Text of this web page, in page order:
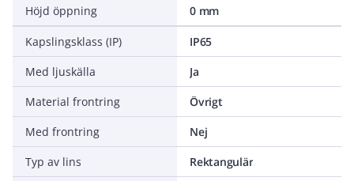
Höjd öppning
0 mm
Kapslingsklass (IP)
IP65
Med ljuskälla
Ja
Material frontring
Övrigt
Med frontring
Nej
Typ av lins
Rektangulär